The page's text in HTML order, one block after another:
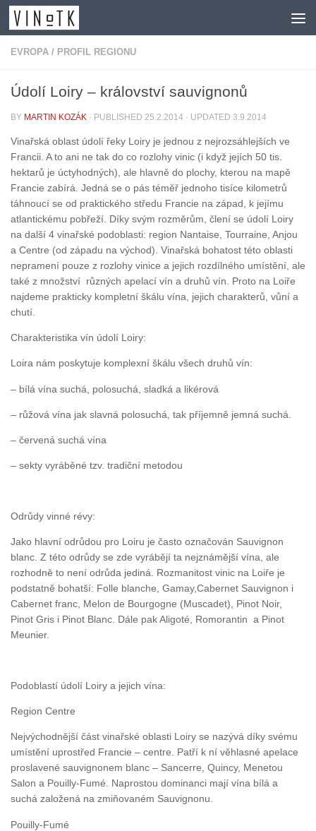
Skip to content
EVROPA / PROFIL REGIONU
Údolí Loiry – království sauvignonů
BY MARTIN KOZÁK · PUBLISHED 25.2.2014 · UPDATED 3.9.2014
Vinařská oblast údolí řeky Loiry je jednou z nejrozsáhlejších ve
Francii. A to ani ne tak do co rozlohy vinic (i když jejích 50 tis.
hektarů je úctyhodných), ale hlavně do plochy, kterou na mapě
Francie zabírá. Jedná se o pás téměř jednoho tisíce kilometrů
táhnoucí se od praktického středu Francie na západ, k jejímu
atlantickému pobřeží. Díky svým rozměrům, člení se údolí Loiry
na další 4 vinařské podoblasti: region Nantaise, Tourraine, Anjou
a Centre (od západu na východ). Vinařská bohatost této oblasti
nepramení pouze z rozlohy vinice a jejich rozdílného umístění, ale
také z množství různých apelací vín a druhů vín. Proto na Loiře
najdeme prakticky kompletní škálu vína, jejich charakterů, vůní a
chutí.
Charakteristika vín údolí Loiry:
Loira nám poskytuje komplexní škálu všech druhů vín:
– bílá vína suchá, polosuchá, sladká a likérová
– růžová vína jak slavná polosuchá, tak příjemně jemná suchá.
– červená suchá vína
– sekty vyráběné tzv. tradiční metodou
Odrůdy vinné révy:
Jako hlavní odrůdou pro Loiru je často označován Sauvignon
blanc. Z této odrůdy se zde vyrábějí ta nejznámější vína, ale
rozhodně to není odrůda jediná. Rozmanitost vinic na Loiře je
podstatně bohatší: Folle blanche, Gamay,Cabernet Sauvignon i
Cabernet franc, Melon de Bourgogne (Muscadet), Pinot Noir,
Pinot Gris i Pinot Blanc. Dále pak Aligoté, Romorantin a Pinot
Meunier.
Podoblastí údolí Loiry a jejich vína:
Region Centre
Nejvýchodnější část vinařské oblasti Loiry se nazývá díky svému
umístění uprostřed Francie – centre. Patří k ní věhlasné apelace
proslavené sauvignonem blanc – Sancerre, Quincy, Menetou
Salon a Pouilly-Fumé. Naprostou dominanci mají vína bílá a
suchá založená na zmiňovaném Sauvignonu.
Pouilly-Fumé